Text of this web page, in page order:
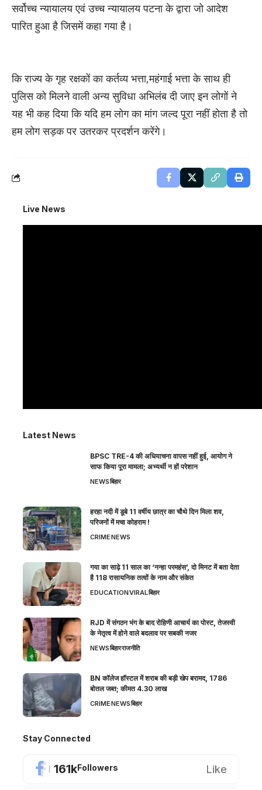
सर्वोच्च न्यायालय एवं उच्च न्यायालय पटना के द्वारा जो आदेश
पारित हुआ है जिसमें कहा गया है।
कि राज्य के गृह रक्षकों का कर्तव्य भत्ता,महंगाई भत्ता के साथ ही
पुलिस को मिलने वाली अन्य सुविधा अभिलंब दी जाए इन लोगों ने
यह भी कह दिया कि यदि हम लोग का मांग जल्द पूरा नहीं होता है तो
हम लोग सड़क पर उतरकर प्रदर्शन करेंगे।
Live News
Latest News
BPSC TRE-4 की अधियाचना वापस नहीं हुई, आयोग ने
साफ किया पूरा मामला; अभ्यर्थी न हों परेशान
NEWSबिहार
हरहा नदी में डूबे 11 वर्षीय छात्र का चौथे दिन मिला शव,
परिजनों में मचा कोहराम !
CRIMENEWS
गया का साढ़े 11 साल का ‘नन्हा परमहंस’, दो मिनट में बता देता
है 118 रासायनिक तत्वों के नाम और संकेत
EDUCATIONVIRALबिहार
RJD में संगठन भंग के बाद रोहिणी आचार्य का पोस्ट, तेजस्वी
के नेतृत्व में होने वाले बदलाव पर सबकी नजर
NEWSबिहारराजनीति
BN कॉलेज हॉस्टल में शराब की बड़ी खेप बरामद, 1786
बोतल जब्त; कीमत 4.30 लाख
CRIMENEWSबिहार
Stay Connected
161kFollowers Like